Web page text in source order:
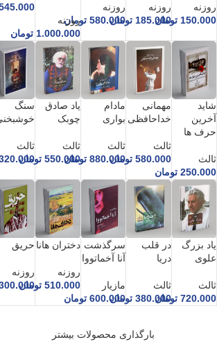
روزنه
150.000 تومان
روزنه
185.000 تومان
روزنه
580.000 تومان
روزنه
1.000.000 تومان
شاید
آخرین
حرف ها
ثالث
250.000 تومان
مهمانی
خداحافظی
ثالث
580.000 تومان
مادام
بواری
ثالث
880.000 تومان
یاد صادق
چوبک
ثالث
550.000 تومان
سنگ
ثالث
یاد بزرگ
علوی
ثالث
720.000 تومان
در قلب
دریا
ثالث
380.000 تومان
سرگذشت
آنا آخماتووا
مازیار
600.000 تومان
دختران هانا
روزنه
510.000 تومان
حریق
روزنه
بارگذاری محصولات بیشتر